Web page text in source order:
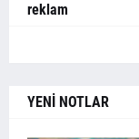
reklam
YENİ NOTLAR